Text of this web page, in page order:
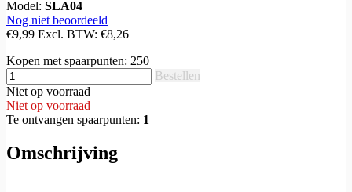
Model: SLA04
Nog niet beoordeeld
€9,99 Excl. BTW: €8,26
Kopen met spaarpunten: 250
Bestellen
Niet op voorraad
Niet op voorraad
Te ontvangen spaarpunten: 1
Omschrijving